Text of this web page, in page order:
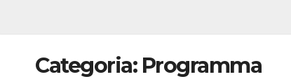
Categoria: Programma